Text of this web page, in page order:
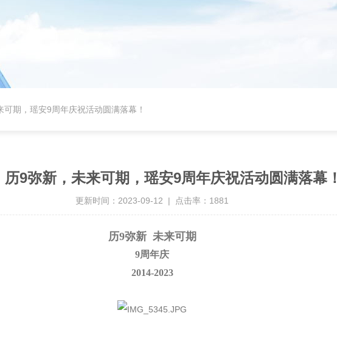
期，瑶安9周年庆祝活动圆满落幕！
9弥新，未来可期，瑶安9周年庆祝活动圆满落幕！
更新时间：2023-09-12 | 点击率：1881
历9弥新 未来可期
9周年庆
2014-2023